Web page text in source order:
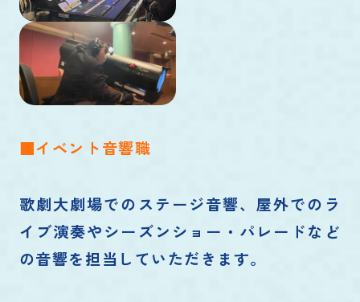
■イベント音響職
歌劇大劇場でのステージ音響、屋外でのラ
イブ演奏やシーズンショー・パレードなど
の音響を担当していただきます。